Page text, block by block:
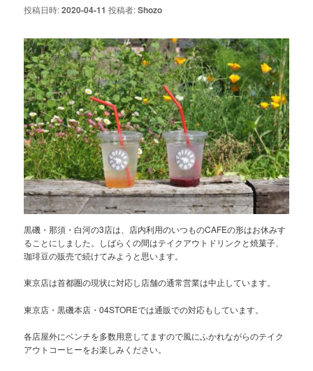
投稿日時:2020-04-11 投稿者:Shozo
黒磯・那須・白河の3店は、店内利用のいつものCAFEの形はお休みす
ることにしました。しばらくの間はテイクアウトドリンクと焼菓子、
珈琲豆の販売で続けてみようと思います。
東京店は首都圏の現状に対応し店舗の通常営業は中止しています。
東京店・黒磯本店・04STOREでは通販での対応もしています。
各店屋外にベンチを多数用意してますので風にふかれながらのテイク
アウトコーヒーをお楽しみください。